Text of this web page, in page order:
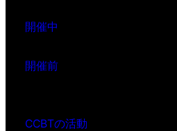
開催中
開催前
CCBTの活動